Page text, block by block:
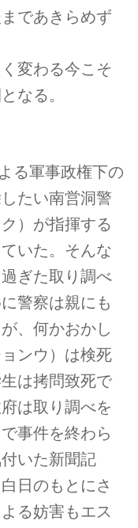
であきらめず
変わる今こそ
なる。
る軍事政権下の
たい南営洞警
）が指揮する
いた。そんな
ぎた取り調べ
警察は親にも
、何かおかし
ンウ）は検死
は拷問致死で
は取り調べを
事件を終わら
いた新聞記
日のもとにさ
る妨害もエス